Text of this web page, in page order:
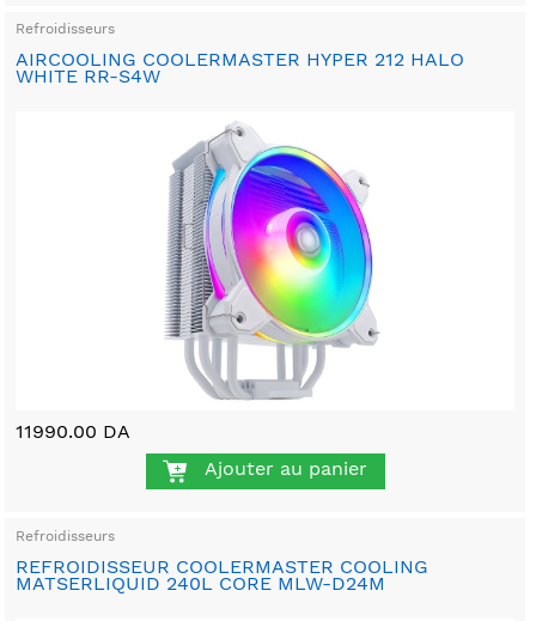
Refroidisseurs
AIRCOOLING COOLERMASTER HYPER 212 HALO
WHITE RR-S4W
11990.00 DA
Ajouter au panier
Refroidisseurs
REFROIDISSEUR COOLERMASTER COOLING
MATSERLIQUID 240L CORE MLW-D24M